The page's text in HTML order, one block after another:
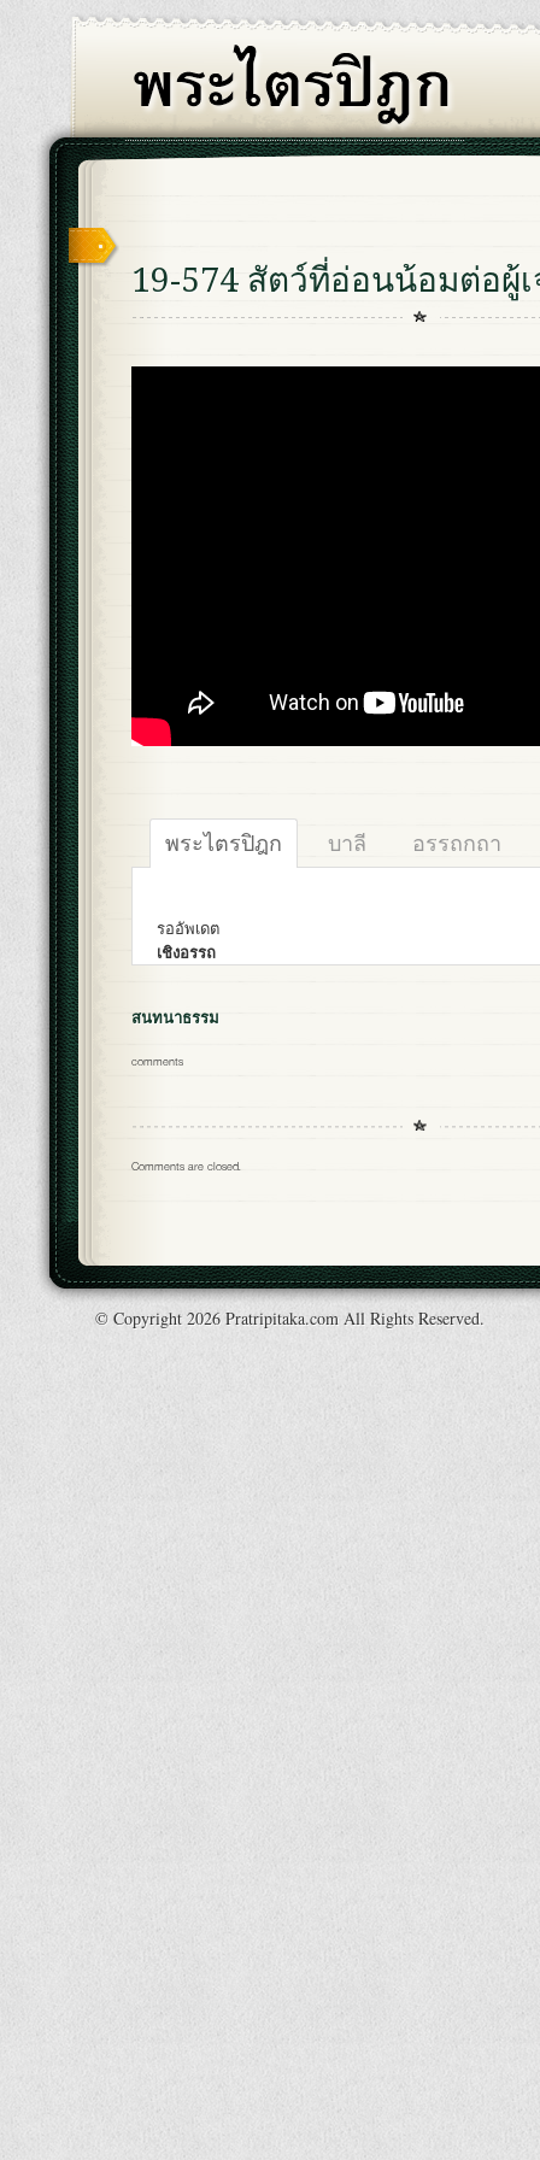
19-574 สัตว์ที่อ่อนน้อมต่อผู้
พระไตรปิฎก บาลี อรรถกถา
รออัพเดต
เชิงอรรถ
สนทนาธรรม
comments
Comments are closed.
© Copyright 2026 Pratripitaka.com All Rights Reserved.